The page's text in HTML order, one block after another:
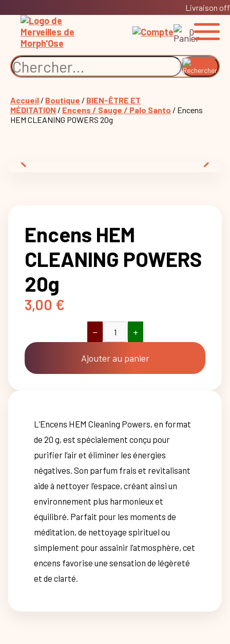
Livraison
0
Accueil / Boutique / BIEN-ÊTRE ET
MÉDITATION / Encens / Sauge / Palo Santo / Encens
HEM CLEANING POWERS 20g
Encens HEM
CLEANING POWERS
20g
3,00 €
quantité
Encens
HEM
CLEANING
− +
Ajouter au panier
L’Encens HEM Cleaning Powers, en format
de 20 g, est spécialement conçu pour
purifier l’air et éliminer les énergies
négatives. Son parfum frais et revitalisant
aide à nettoyer l’espace, créant ainsi un
environnement plus harmonieux et
équilibré. Parfait pour les moments de
méditation, de nettoyage spirituel ou
simplement pour assainir l’atmosphère, cet
encens favorise une sensation de légèreté
et de clarté.